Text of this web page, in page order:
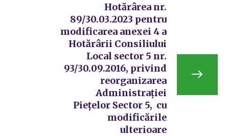
Hotărârea nr.
89/30.03.2023 pentru
modificarea anexei 4 a
Hotărârii Consiliului
Local sector 5 nr.
93/30.09.2016, privind
reorganizarea
Administrației
Piețelor Sector 5, cu
modificările
ulterioare